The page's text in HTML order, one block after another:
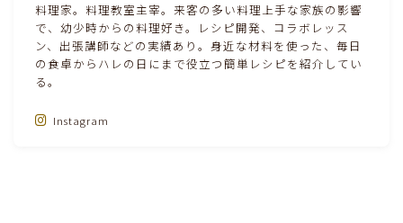
その他徒然
料理家。料理教室主宰。来客の多い料理上手な家族の影響
で、幼少時からの料理好き。レシピ開発、コラボレッス
ン、出張講師などの実績あり。身近な材料を使った、毎日
の食卓からハレの日にまで役立つ簡単レシピを紹介してい
る。
Instagram